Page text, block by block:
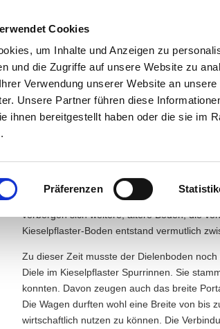
Cookies
um Inhalte und Anzeigen zu
und die Zugriffe auf unsere Website zu
Verwendung unserer Website an
Unsere Partner führen diese
ihnen bereitgestellt haben oder die sie im
Präferenzen
Ihr Besuch Über uns
Das heutige Niveau des Fußbodens in der
verbergen sich weitere, ältere Böden, die
Kieselpflaster-Boden entstand vermutlich
Zu dieser Zeit musste der Dielenboden
Diele im Kieselpflaster Spurrinnen. Sie
konnten. Davon zeugen auch das breite
Die Wagen durften wohl eine Breite von bis
wirtschaftlich nutzen zu können. Die